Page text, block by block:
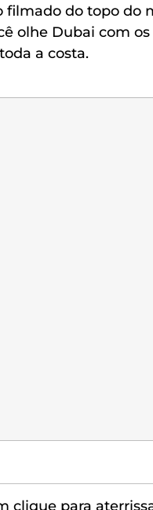
filmado do topo do
olhe Dubai com
a costa.
clique para